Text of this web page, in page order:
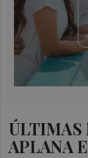
ÚLTIMAS
APLANA